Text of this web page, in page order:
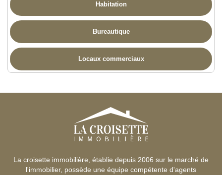
Habitation
Bureautique
Locaux commerciaux
La croisette immobilière, établie depuis 2006 sur le marché de
l'immobilier, possède une équipe compétente d'agents